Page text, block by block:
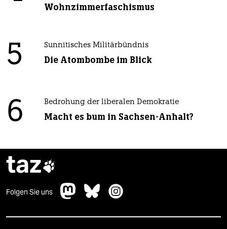
Wohnzimmerfaschismus
5 Sunnitisches Militärbündnis
Die Atombombe im Blick
6 Bedrohung der liberalen Demokratie
Macht es bum in Sachsen-Anhalt?
taz
Folgen Sie uns